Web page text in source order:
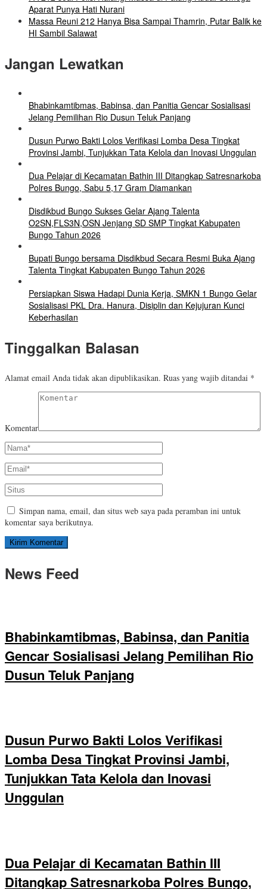
Aparat Punya Hati Nurani
Massa Reuni 212 Hanya Bisa Sampai Thamrin, Putar Balik ke
HI Sambil Salawat
Jangan Lewatkan
Bhabinkamtibmas, Babinsa, dan Panitia Gencar Sosialisasi
Jelang Pemilihan Rio Dusun Teluk Panjang
Dusun Purwo Bakti Lolos Verifikasi Lomba Desa Tingkat
Provinsi Jambi, Tunjukkan Tata Kelola dan Inovasi Unggulan
Dua Pelajar di Kecamatan Bathin III Ditangkap Satresnarkoba
Polres Bungo, Sabu 5,17 Gram Diamankan
Disdikbud Bungo Sukses Gelar Ajang Talenta
O2SN,FLS3N,OSN Jenjang SD SMP Tingkat Kabupaten
Bungo Tahun 2026
Bupati Bungo bersama Disdikbud Secara Resmi Buka Ajang
Talenta Tingkat Kabupaten Bungo Tahun 2026
Persiapkan Siswa Hadapi Dunia Kerja, SMKN 1 Bungo Gelar
Sosialisasi PKL Dra. Hanura, Disiplin dan Kejujuran Kunci
Keberhasilan
Tinggalkan Balasan
Alamat email Anda tidak akan dipublikasikan. Ruas yang wajib ditandai *
Komentar
Simpan nama, email, dan situs web saya pada peramban ini untuk
komentar saya berikutnya.
News Feed
Bhabinkamtibmas, Babinsa, dan Panitia
Gencar Sosialisasi Jelang Pemilihan Rio
Dusun Teluk Panjang
Dusun Purwo Bakti Lolos Verifikasi
Lomba Desa Tingkat Provinsi Jambi,
Tunjukkan Tata Kelola dan Inovasi
Unggulan
Dua Pelajar di Kecamatan Bathin III
Ditangkap Satresnarkoba Polres Bungo,